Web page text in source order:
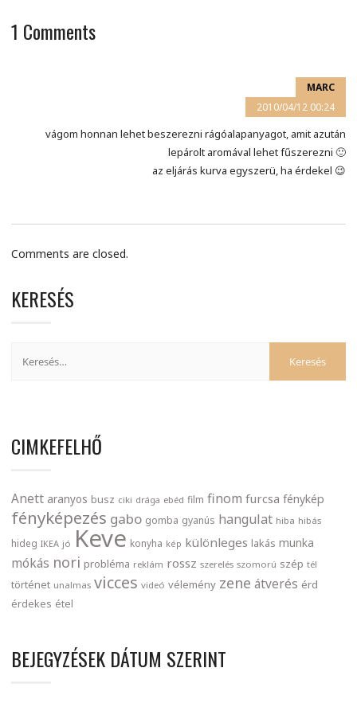
1 Comments
MARC
2010/04/12 00:24
vágom honnan lehet beszerezni rágóalapanyagot, amit azután
lepárolt aromával lehet fűszerezni 🙂
az eljárás kurva egyszerü, ha érdekel 😉
Comments are closed.
KERESÉS
CIMKEFELHŐ
Anett aranyos busz ciki drága ebéd film finom furcsa fénykép
fényképezés gabo gomba gyanús hangulat hiba hibás
hideg IKEA jó Keve konyha kép különleges lakás munka
mókás nori probléma reklám rossz szerelés szomorú szép tél
történet unalmas vicces videó vélemény zene átverés érd
érdekes étel
BEJEGYZÉSEK DÁTUM SZERINT